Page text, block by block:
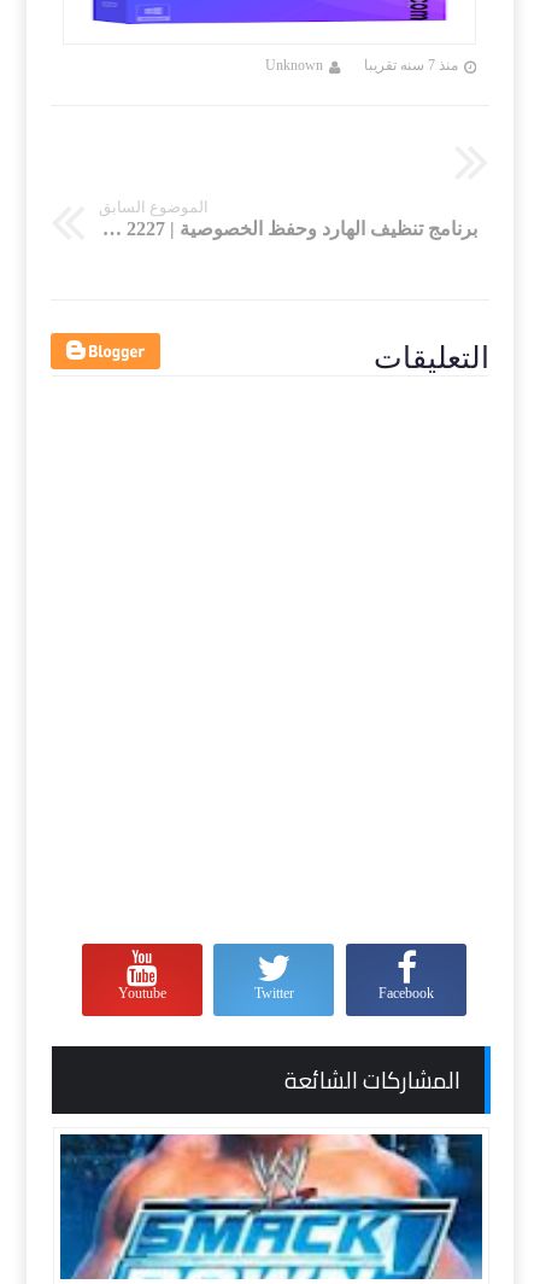
منذ 7 سنه تقريبا Unknown
الموضوع السابق
برنامج تنظيف الهارد وحفظ الخصوصية | R-Wipe & Clean v20.0 Build 2227
التعليقات
Facebook
Twitter
Youtube
المشاركات الشائعة